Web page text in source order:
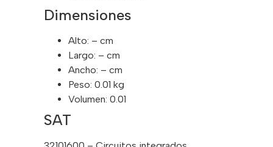
Dimensiones
Alto: – cm
Largo: – cm
Ancho: – cm
Peso: 0.01 kg
Volumen: 0.01
SAT